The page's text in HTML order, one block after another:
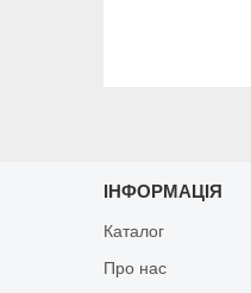
ІНФОРМАЦІЯ
Каталог
Про нас